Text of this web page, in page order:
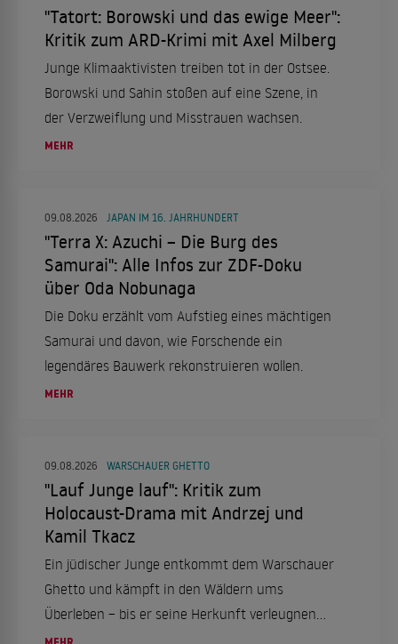
"Tatort: Borowski und das ewige Meer":
Kritik zum ARD-Krimi mit Axel Milberg
Junge Klimaaktivisten treiben tot in der Ostsee.
Borowski und Sahin stoßen auf eine Szene, in
der Verzweiflung und Misstrauen wachsen.
MEHR
09.08.2026 JAPAN IM 16. JAHRHUNDERT
"Terra X: Azuchi – Die Burg des
Samurai": Alle Infos zur ZDF-Doku
über Oda Nobunaga
Die Doku erzählt vom Aufstieg eines mächtigen
Samurai und davon, wie Forschende ein
legendäres Bauwerk rekonstruieren wollen.
MEHR
09.08.2026 WARSCHAUER GHETTO
"Lauf Junge lauf": Kritik zum
Holocaust-Drama mit Andrzej und
Kamil Tkacz
Ein jüdischer Junge entkommt dem Warschauer
Ghetto und kämpft in den Wäldern ums
Überleben – bis er seine Herkunft verleugnen
soll.